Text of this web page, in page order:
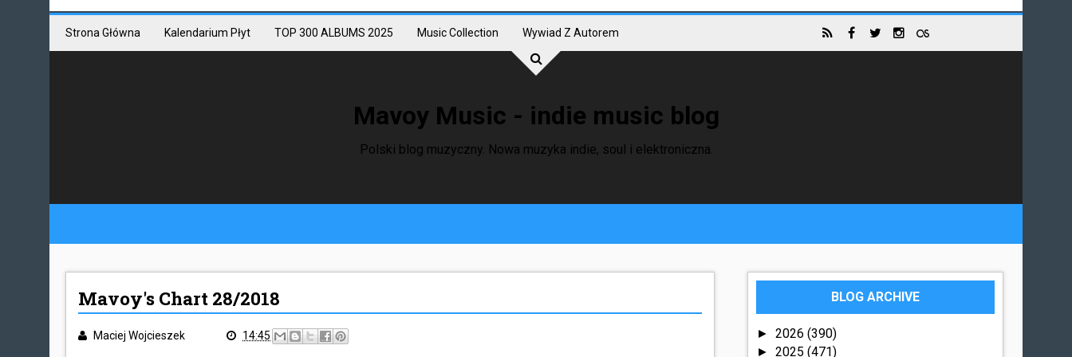
Strona Główna Kalendarium Płyt TOP 300 ALBUMS 2025 Music Collection Wywiad Z Autorem
Mavoy Music - indie music blog
Polski blog muzyczny. Nowa muzyka indie, soul i elektroniczna.
Mavoy's Chart 28/2018
Maciej Wojcieszek 14:45
BLOG ARCHIVE
►2026(390)
►2025(471)